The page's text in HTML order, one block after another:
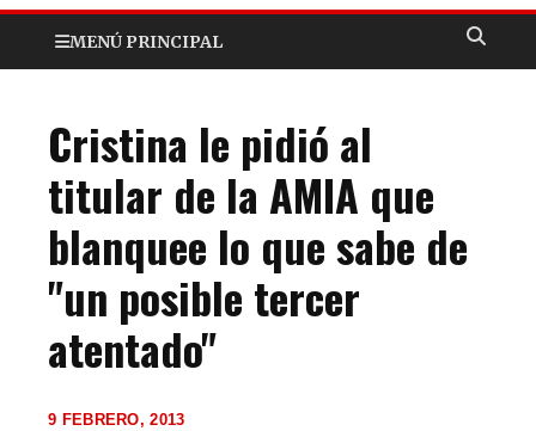
MENÚ PRINCIPAL
Cristina le pidió al
titular de la AMIA que
blanquee lo que sabe de
"un posible tercer
atentado"
9 FEBRERO, 2013